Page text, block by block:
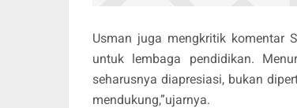
Usman juga mengkritik komentar
untuk lembaga pendidikan.
seharusnya diapresiasi, bukan
mendukung,”ujarnya.